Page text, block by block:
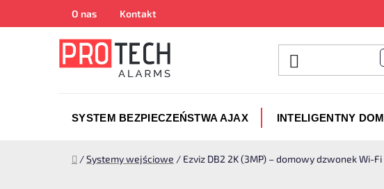
O nas Kontakt
SYSTEM BEZPIECZEŃSTWA AJAX INTELIGENTNY DOM
Home
/Systemy wejściowe / Ezviz DB2 2K (3MP) – domowy dzwonek Wi-Fi